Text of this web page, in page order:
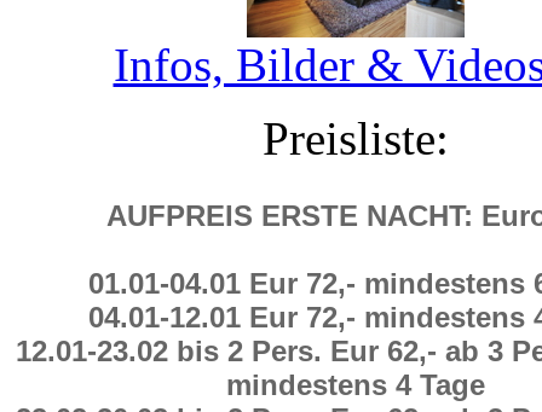
Infos, Bilder &
Preisliste:
AUFPREIS ERSTE NACHT:
01.01-04.01 Eur 72,- mindestens
04.01-12.01 Eur 72,- mindestens
12.01-23.02 bis 2 Pers. Eur 62,- ab 3
mindestens 4Tage